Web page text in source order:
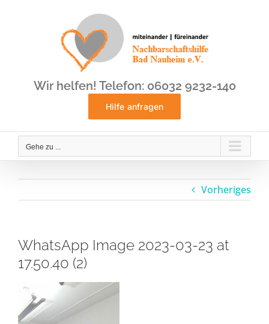
Wir helfen! Telefon: 06032 9232-140
Hilfe anfragen
Gehe zu ...
Vorheriges
WhatsApp Image 2023-03-23 at
17.50.40 (2)